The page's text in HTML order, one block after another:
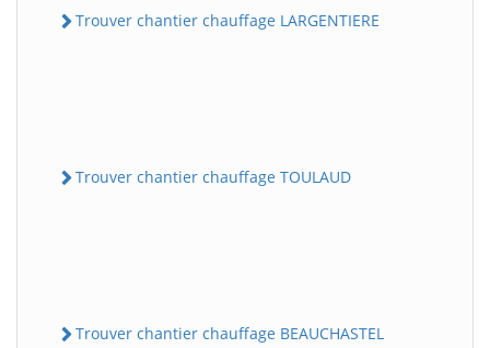
Trouver chantier chauffage LARGENTIERE
Trouver chantier chauffage TOULAUD
Trouver chantier chauffage BEAUCHASTEL